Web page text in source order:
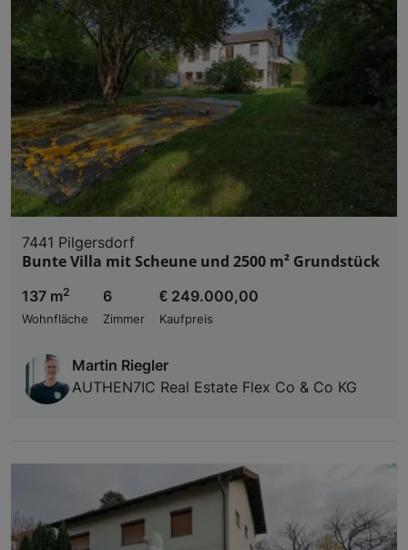
7441 Pilgersdorf
Bunte Villa mit Scheune und 2500 m² Grundstück
137 m2
Wohnfläche
6
Zimmer
€ 249.000,00
Kaufpreis
Martin Riegler
AUTHEN7IC Real Estate Flex Co & Co KG